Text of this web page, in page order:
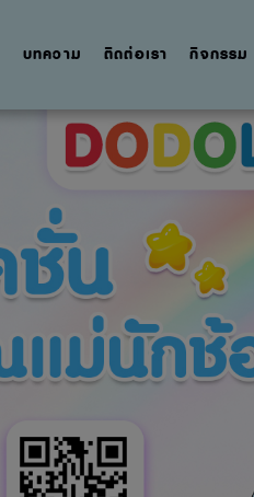
บทความ ติดต่อเรา กิจกรรม